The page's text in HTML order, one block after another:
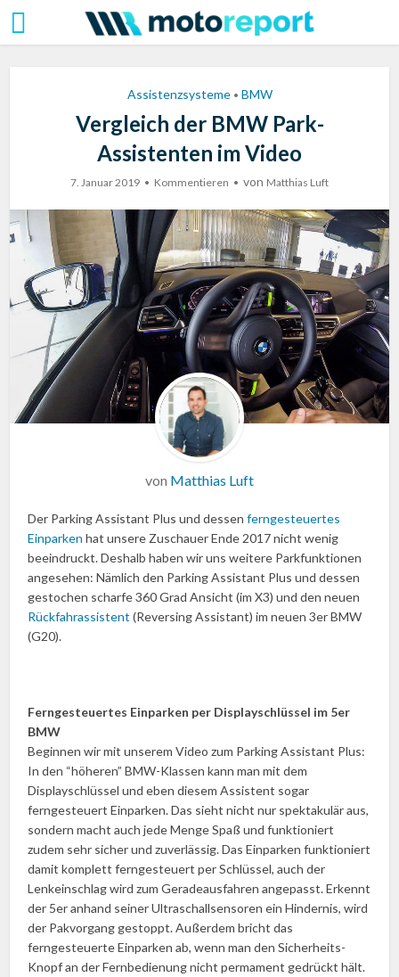
Assistenzsysteme • BMW
Vergleich der BMW Park-
Assistenten im Video
7. Januar 2019 Kommentieren von Matthias Luft
von Matthias Luft
Der Parking Assistant Plus und dessenferngesteuertes
Einparken hat unsere Zuschauer Ende 2017 nicht wenig
beeindruckt. Deshalb haben wir uns weitere Parkfunktionen
angesehen: Nämlich den Parking Assistant Plus und dessen
gestochen scharfe 360 Grad Ansicht (im X3) und den neuen
Rückfahrassistent (Reversing Assistant) im neuen 3er BMW
(G20).
Ferngesteuertes Einparken per Displayschlüssel im 5er
BMW
Beginnen wir mit unserem Video zum Parking Assistant Plus:
In den “höheren” BMW-Klassen kann man mit dem
Displayschlüssel und eben diesem Assistent sogar
ferngesteuert Einparken. Das sieht nicht nur spektakulär aus,
sondern macht auch jede Menge Spaß und funktioniert
zudem sehr sicher und zuverlässig. Das Einparken funktioniert
damit komplett ferngesteuert per Schlüssel, auch der
Lenkeinschlag wird zum Geradeausfahren angepasst. Erkennt
der 5er anhand seiner Ultraschallsensoren ein Hindernis, wird
der Pakvorgang gestoppt. Außerdem bricht das
ferngesteuerte Einparken ab, wenn man den Sicherheits-
Knopf an der Fernbedienung nicht permament gedrückt hält.